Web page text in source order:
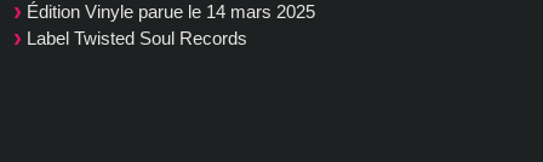
Édition Vinyle parue le 14 mars 2025
Label Twisted Soul Records